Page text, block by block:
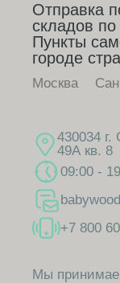
Отправка
складов по
Пункты
городе
Москва
430034 г.
49А кв. 8
09:00 -
+7 800
Мы